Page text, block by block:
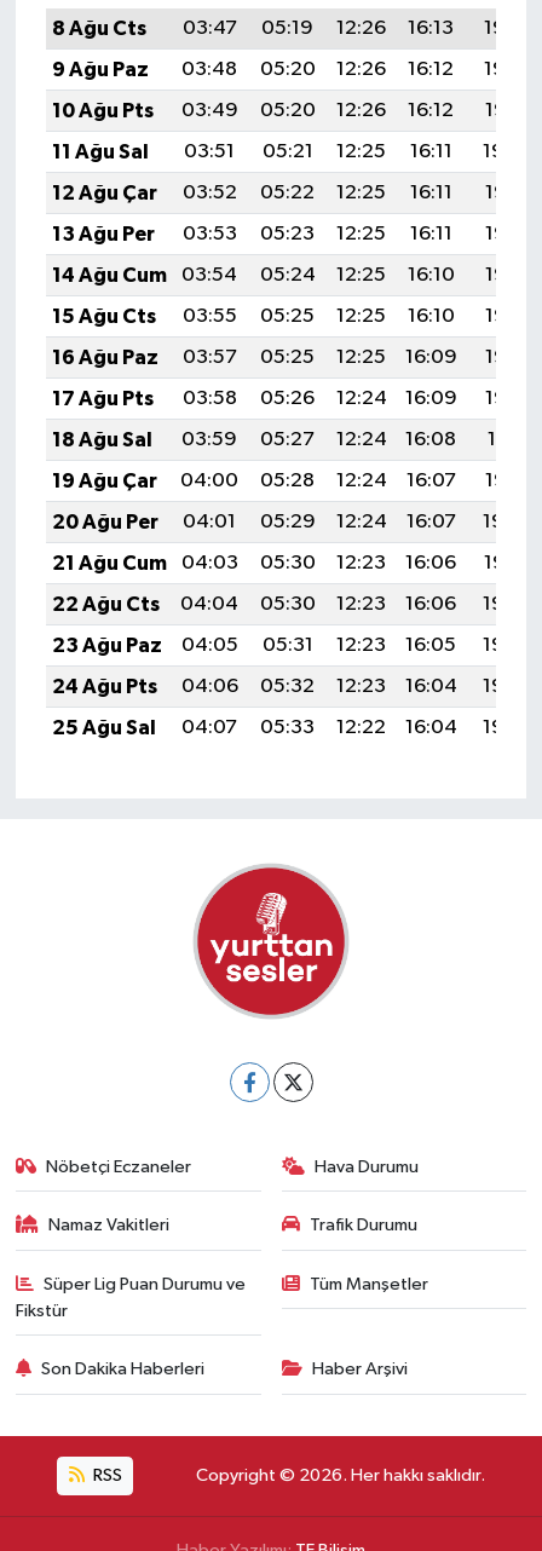
8 Ağu Cts
03:47 05:19 12:26 16:13
19:23
9 Ağu Paz
03:48 05:20 12:26 16:12
19:22
10 Ağu Pts
03:49 05:20 12:26 16:12
19:21
11 Ağu Sal
03:51 05:21 12:25 16:11
19:20
12 Ağu Çar
03:52 05:22 12:25 16:11
19:19
13 Ağu Per
03:53 05:23 12:25 16:11
19:17
14 Ağu Cum
03:54 05:24 12:25 16:10
19:16
15 Ağu Cts
03:55 05:25 12:25 16:10
19:15
16 Ağu Paz
03:57 05:25 12:25 16:09
19:14
17 Ağu Pts
03:58 05:26 12:24 16:09
19:12
18 Ağu Sal
03:59 05:27 12:24 16:08
19:11
19 Ağu Çar
04:00 05:28 12:24 16:07
19:10
20 Ağu Per
04:01 05:29 12:24 16:07
19:09
21 Ağu Cum
04:03 05:30 12:23 16:06
19:07
22 Ağu Cts
04:04 05:30 12:23 16:06
19:06
23 Ağu Paz
04:05 05:31 12:23 16:05
19:05
24 Ağu Pts
04:06 05:32 12:23 16:04
19:03
25 Ağu Sal
04:07 05:33 12:22 16:04 19:02
Nöbetçi Eczaneler Hava Durumu
Namaz Vakitleri Trafik Durumu
Süper Lig Puan Durumu ve
Fikstür
Tüm Manşetler
Son Dakika Haberleri Haber Arşivi
RSS Copyright © 2026. Her hakkı saklıdır.